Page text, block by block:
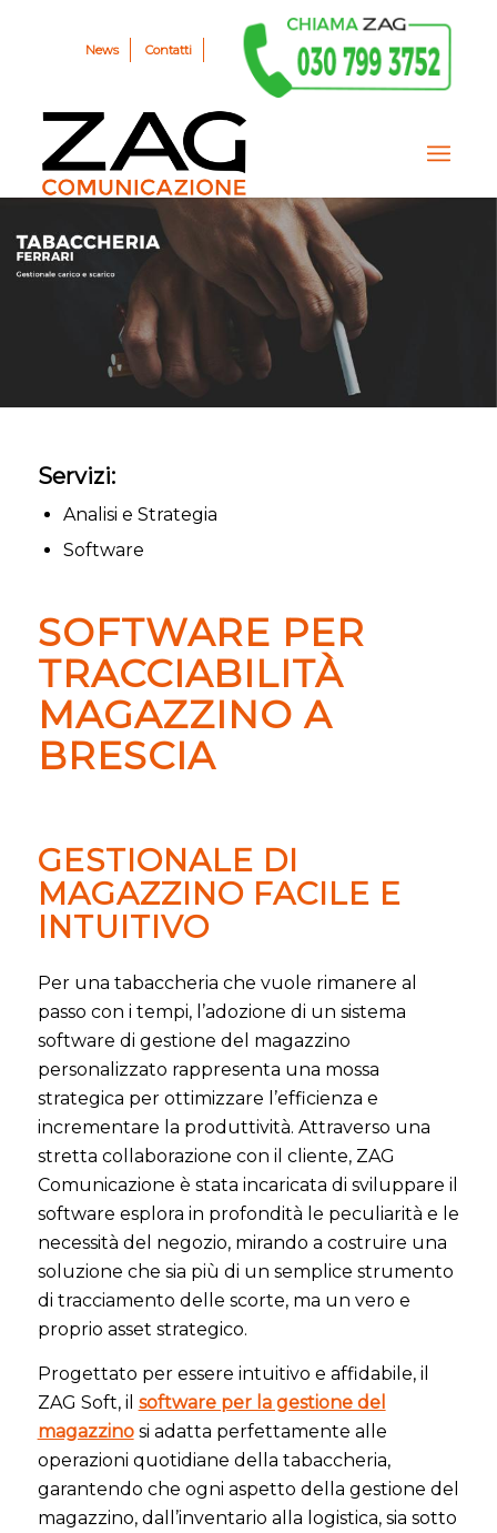
News Contatti
Servizi:
Analisi e Strategia
Software
SOFTWARE PER
TRACCIABILITÀ
MAGAZZINO A
BRESCIA
GESTIONALE DI
MAGAZZINO FACILE E
INTUITIVO
Per una tabaccheria che vuole rimanere al
passo con i tempi, l’adozione di un sistema
software di gestione del magazzino
personalizzato rappresenta una mossa
strategica per ottimizzare l’efficienza e
incrementare la produttività. Attraverso una
stretta collaborazione con il cliente, ZAG
Comunicazione è stata incaricata di sviluppare il
software esplora in profondità le peculiarità e le
necessità del negozio, mirando a costruire una
soluzione che sia più di un semplice strumento
di tracciamento delle scorte, ma un vero e
proprio asset strategico.
Progettato per essere intuitivo e affidabile, il
ZAG Soft, il software per la gestione del
magazzinosi adatta perfettamente alle
operazioni quotidiane della tabaccheria,
garantendo che ogni aspetto della gestione del
magazzino, dall’inventario alla logistica, sia sotto